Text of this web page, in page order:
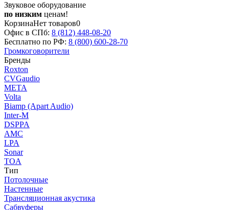
Звуковое оборудование
по низким ценам!
КорзинаНет товаров0
Офис в СПб: 8 (812) 448-08-20
Бесплатно по РФ: 8 (800) 600-28-70
Громкоговорители
Бренды
Roxton
CVGaudio
МЕТА
Volta
Biamp (Apart Audio)
Inter-M
DSPPA
AMC
LPA
Sonar
TOA
Тип
Потолочные
Настенные
Трансляционная акустика
Сабвуферы